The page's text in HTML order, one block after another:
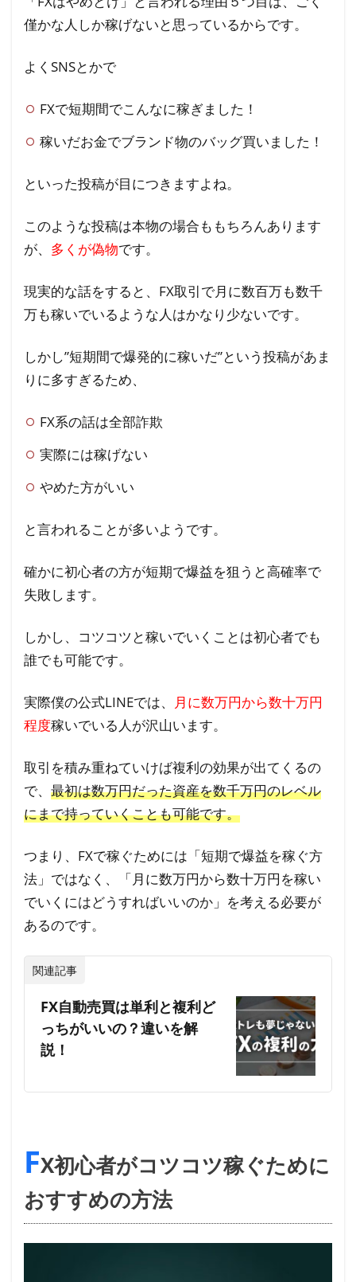
僅かな人しか稼げないと思っているからです。
よくSNSとかで
FXで短期間でこんなに稼ぎました！
稼いだお金でブランド物のバッグ買いました！
といった投稿が目につきますよね。
このような投稿は本物の場合ももちろんあります
が、 多くが偽物です。
現実的な話をすると、FX取引で月に数百万も数千
万も稼いでいるような人はかなり少ないです。
しかし”短期間で爆発的に稼いだ”という投稿があま
りに多すぎるため、
FX系の話は全部詐欺
実際には稼げない
やめた方がいい
と言われることが多いようです。
確かに初心者の方が短期で爆益を狙うと高確率で
失敗します。
しかし、コツコツと稼いでいくことは初心者でも
誰でも可能です。
実際僕の公式LINEでは、
月に数万円から数十万円
程度稼いでいる人が沢山います。
取引を積み重ねていけば複利の効果が出てくるの
で、 最初は数万円だった資産を数千万円のレベル
にまで持っていくことも可能です。
つまり、FXで稼ぐためには「短期で爆益を稼ぐ方
法」ではなく、「月に数万円から数十万円を稼い
でいくにはどうすればいいのか」を考える必要が
あるのです。
関連記事
FX自動売買は単利と複利ど
っちがいいの？違いを解
説！
FX初心者がコツコツ稼ぐために
おすすめの方法